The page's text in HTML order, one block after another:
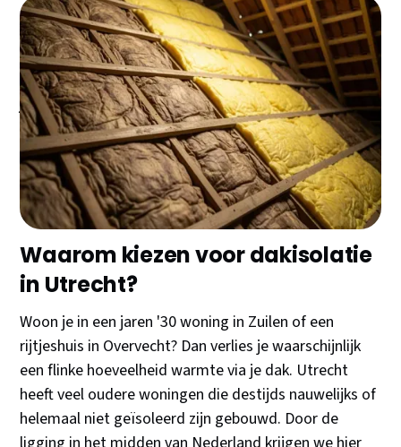
Dakisolatie in Utrecht kan je energierekening met
30-40% verlagen - dat is gemakkelijk €400-600 per
jaar besparing voor een gemiddelde woning! Met de
huidige energieprijzen verdien je je investering
binnen 4-5 jaar terug, en dankzij subsidies betaal je
nog minder dan je denkt.
Waarom kiezen voor dakisolatie
in Utrecht?
Woon je in een jaren '30 woning in Zuilen of een
rijtjeshuis in Overvecht? Dan verlies je waarschijnlijk
een flinke hoeveelheid warmte via je dak. Utrecht
heeft veel oudere woningen die destijds nauwelijks of
helemaal niet geïsoleerd zijn gebouwd. Door de